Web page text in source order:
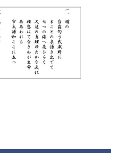
骨）新築。（24坪）
月17日